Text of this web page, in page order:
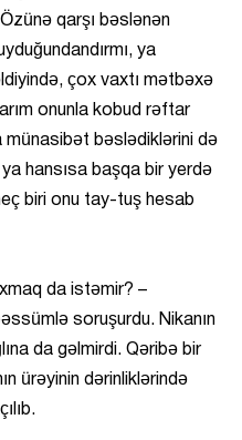
qarşı bəslənən
ya
çox vaxtı mətbəxə
onunla kobud rəftar
bəslədiklərini də
hansısa başqa bir yerdə
biri onu tay-tuş hesab
da istəmir? –
soruşurdu. Nikanın
da gəlmirdi. Qəribə bir
ürəyinin dərinliklərində